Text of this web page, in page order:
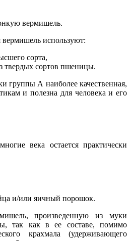
вермишель.
вермишель используют:
сорта,
сортов пшеницы.
группы А наиболее качественная,
и полезна для человека и его
века остается практически
и/или яичный порошок.
произведенную из муки
так как в ее составе, помимо
крахмала (удерживающего